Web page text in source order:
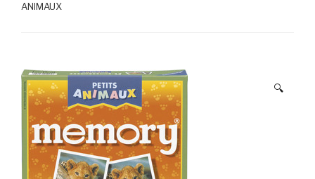
ANIMAUX
🔍